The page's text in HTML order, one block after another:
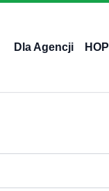
Dla Agencji HOP